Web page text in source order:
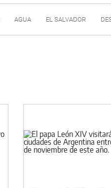
AGUA EL SALVADOR